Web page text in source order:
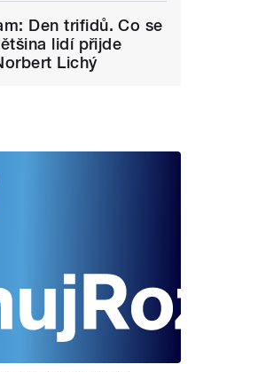
Den trifidů. Co se
lidí přijde
Lichý